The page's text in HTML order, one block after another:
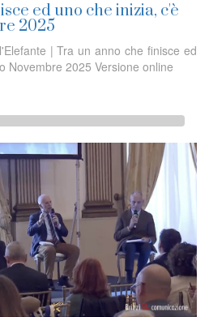
ed uno che inizia, c'è
2025
| Tra un anno che finisce ed
Novembre 2025 Versione online